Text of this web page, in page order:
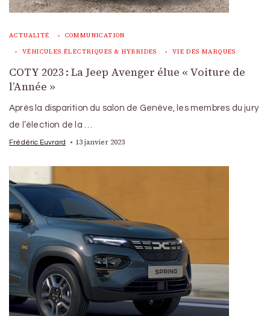
ACTUALITÉ COMMUNICATION
VÉHICULES ÉLECTRIQUES & HYBRIDES VIE DES MARQUES
COTY 2023 : La Jeep Avenger élue « Voiture de
l’Année »
Après la disparition du salon de Genève, les membres du jury
de l’élection de la …
Frédéric Euvrard 13 janvier 2023